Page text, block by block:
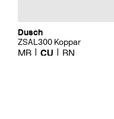
Dusch
ZSAL300 Koppar
MB CU BN